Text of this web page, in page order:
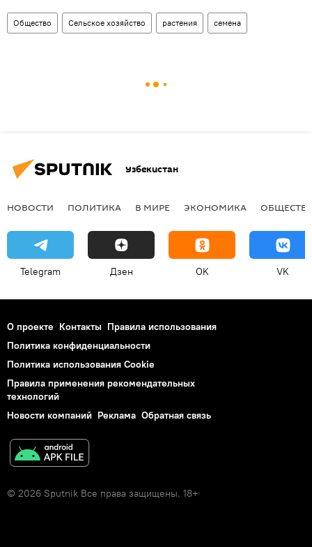
Общество Сельское хозяйство растения семена
Узбекистан
НОВОСТИ ПОЛИТИКА В МИРЕ ЭКОНОМИКА
Telegram Дзен OK VK
О проекте Контакты Правила использования
Политика конфиденциальности
Политика использования Cookie
Правила применения рекомендательных
технологий
Новости компаний Реклама Обратная связь
© 2026 Sputnik Все права защищены. 18+